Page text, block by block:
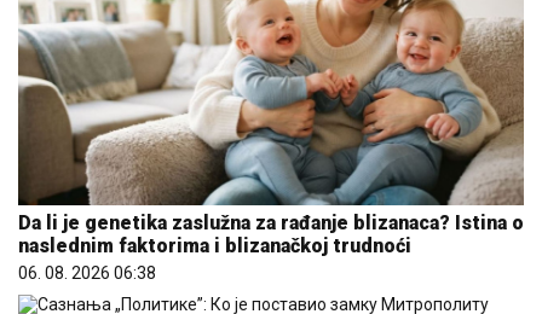
Da li je genetika zaslužna za rađanje blizanaca? Istina o
naslednim faktorima i blizanačkoj trudnoći
06. 08. 2026 06:38